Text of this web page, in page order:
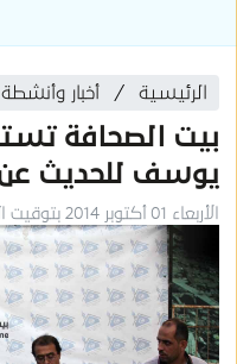
الرئيسية أخبار وأنشطة
بيت الصحافة
يوسف للحديث عن
الأربعاء 01 أكتوبر 2014 بتوقيت القدس المحتلة